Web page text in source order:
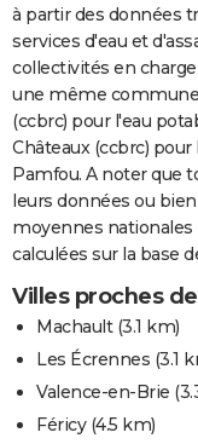
à partir des données
services d'eau et
collectivités en
une même commune
(ccbrc) pour l'eau
Châteaux (ccbrc)
Pamfou. A noter que
leurs données ou
moyennes
calculées sur la base
Villes proches
Machault(3.1 km)
Les Écrennes (3.1
Valence-en-Brie
Féricy(4.5 km)